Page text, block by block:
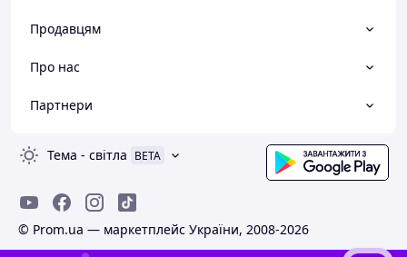
Продавцям
Про нас
Партнери
Тема - світла BETA
© Prom.ua — маркетплейс України, 2008-2026